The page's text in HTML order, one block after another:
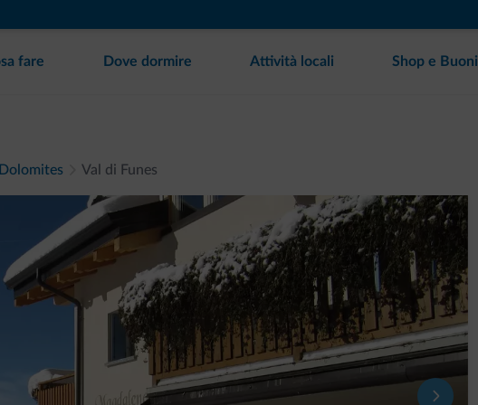
fare Dove dormire Attività locali Shop e Buoni
Val di Funes